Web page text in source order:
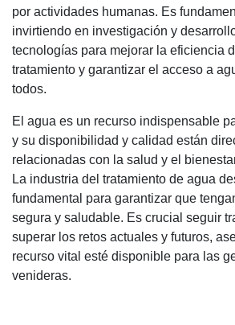
por actividades humanas. Es
invirtiendo en investigación y
tecnologías para mejorar la eficiencia
tratamiento y garantizar el acceso a
todos.
El agua es un recurso indispensable
y su disponibilidad y calidad están
relacionadas con la salud y el
La industria del tratamiento de agua
fundamental para garantizar que
segura y saludable. Es crucial seguir
superar los retos actuales y futuros,
recurso vital esté disponible para las
venideras.